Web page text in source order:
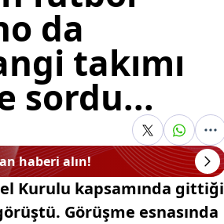
da
takımı
sordu...
haberi alın!
Kurulu kapsamında gittiği
Görüşme esnasında